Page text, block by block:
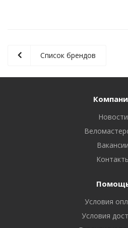
Список брендов
Новости
Вакансии
Условия
Условия